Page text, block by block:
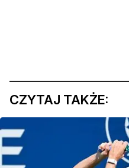
CZYTAJ TAKŻE: